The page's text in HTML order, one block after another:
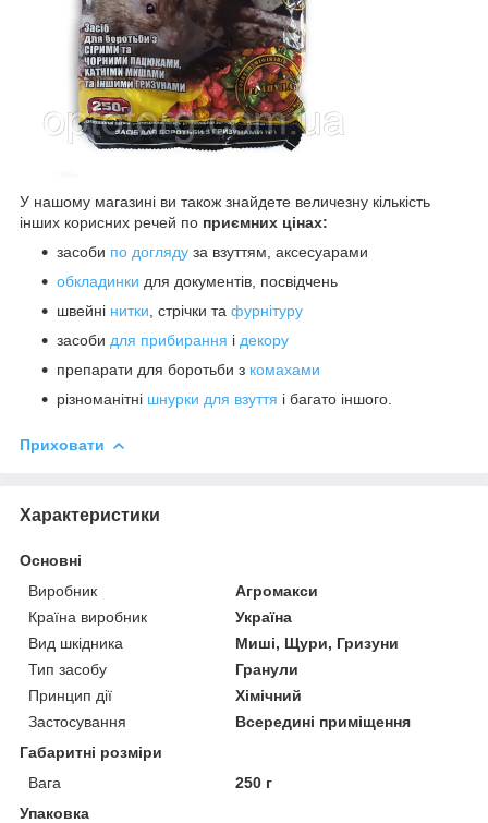
У нашому магазині ви також знайдете величезну кількість
інших корисних речей по приємних цінах:
засоби по догляду за взуттям, аксесуарами
обкладинки для документів, посвідчень
швейні нитки , стрічки та фурнітуру
засоби для прибирання і декору
препарати для боротьби з комахами
різноманітні шнурки для взуття і багато іншого.
Приховати
Характеристики
Основні
Виробник
Агромакси
Країна виробник
Україна
Вид шкідника
Миші, Щури, Гризуни
Тип засобу
Гранули
Принцип дії
Хімічний
Застосування
Всередині приміщення
Габаритні розміри
Вага
250 г
Упаковка